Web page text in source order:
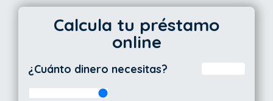
Calcula tu préstamo
online
¿Cuánto dinero necesitas?